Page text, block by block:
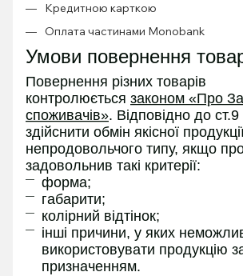
Кредитною карткою
Оплата частинами Monobank
Умови повернення
Повернення різних товарів
контролюється законом «Про
споживачів». Відповідно до
здійснити обмін якісної
непродовольчого типу, якщо
задовольнив такі критерії:
форма;
габарити;
колірний відтінок;
інші причини, у яких
використовувати продукцію
призначенням.